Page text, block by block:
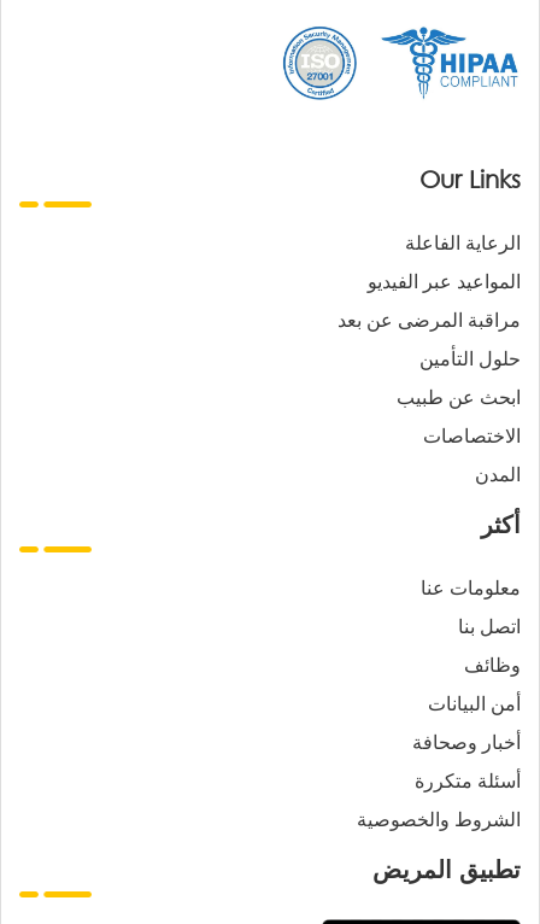
Our Links
الرعاية الفاعلة
المواعيد عبر الفيديو
مراقبة المرضى عن بعد
حلول التأمين
ابحث عن طبيب
الاختصاصات
المدن
أكثر
معلومات عنا
اتصل بنا
وظائف
أمن البيانات
أخبار وصحافة
أسئلة متكررة
الشروط والخصوصية
تطبيق المريض